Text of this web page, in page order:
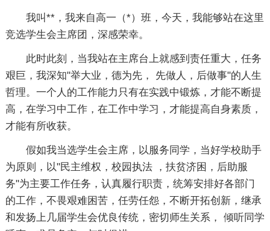
我叫**，我来自高一（*）班，今天，我能够站在这里
竞选学生会主席团，深感荣幸。
此时此刻，当我站在主席台上就感到责任重大，任务
艰巨，我深知"举大业，德为先， 先做人，后做事"的人生
哲理。一个人的工作能力只有在实践中锻炼，才能不断提
高，在学习中工作，在工作中学习，才能提高自身素质，
才能有所收获。
假如我当选学生会主席，以服务同学，当好学校助手
为原则，以"民主维权，校园执法 ，扶贫济困，后助服
务"为主要工作任务，认真履行职责，统筹安排好各部门
的工作，不畏艰难困苦，任劳任怨，不断开拓创新，继承
和发扬上几届学生会优良传统，密切师生关系， 倾听同学